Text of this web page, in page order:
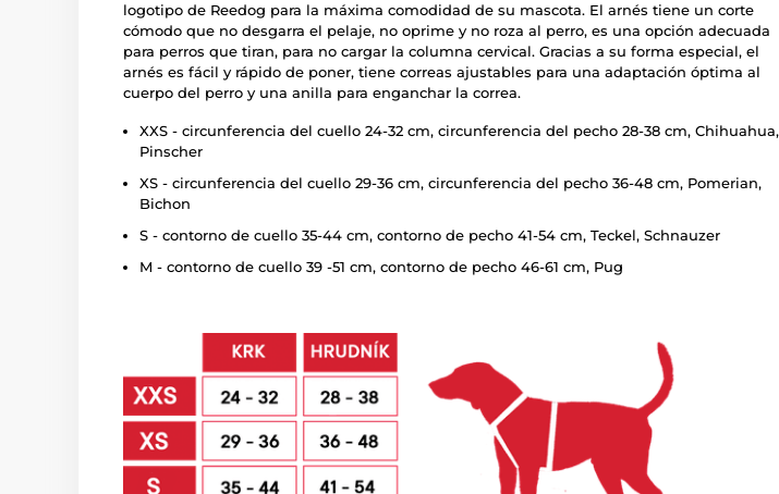
logotipo de Reedog para la máxima comodidad de su mascota. El arnés tiene un corte
cómodo que no desgarra el pelaje, no oprime y no roza al perro, es una opción adecuada
para perros que tiran, para no cargar la columna cervical. Gracias a su forma especial, el
arnés es fácil y rápido de poner, tiene correas ajustables para una adaptación óptima al
cuerpo del perro y una anilla para enganchar la correa.
XXS - circunferencia del cuello 24-32 cm, circunferencia del pecho 28-38 cm, Chihuahua,
Pinscher
XS - circunferencia del cuello 29-36 cm, circunferencia del pecho 36-48 cm, Pomerian,
Bichon
S - contorno de cuello 35-44 cm, contorno de pecho 41-54 cm, Teckel, Schnauzer
M - contorno de cuello 39 -51 cm, contorno de pecho 46-61 cm, Pug